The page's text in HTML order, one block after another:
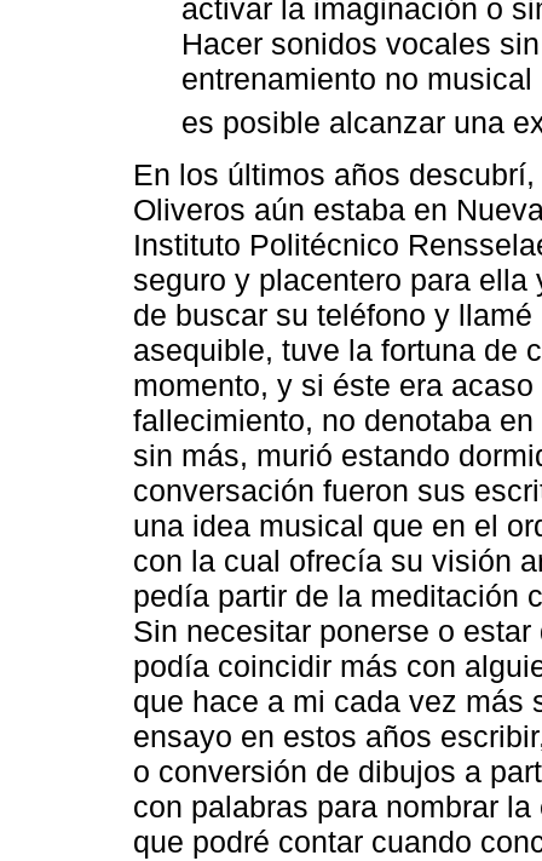
activar la imaginación o
Hacer sonidos vocales
entrenamiento no
es posible alcanzar una
En los últimos años
Oliveros aún estaba en
Instituto Politécnico
seguro y placentero para
de buscar su teléfono y
asequible, tuve la fortuna de
momento, y si éste era
fallecimiento, no denotaba
sin más, murió estando
conversación fueron sus
una idea musical que en el
con la cual ofrecía su visión
pedía partir de la meditación
Sin necesitar ponerse o
podía coincidir más con
que hace a mi cada vez más
ensayo en estos años
o conversión de dibujos a
con palabras para nombrar
que podré contar cuando